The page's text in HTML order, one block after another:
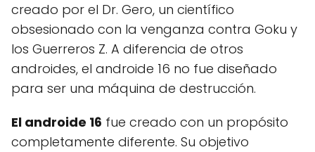
creado por el Dr. Gero, un científico
obsesionado con la venganza contra Goku y
los Guerreros Z. A diferencia de otros
androides, el androide 16 no fue diseñado
para ser una máquina de destrucción.
El androide 16 fue creado con un propósito
completamente diferente. Su objetivo